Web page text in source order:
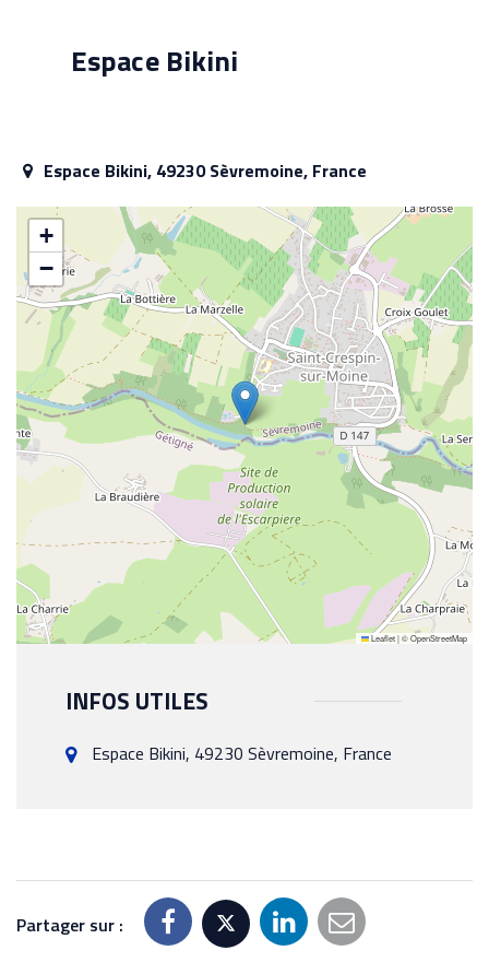
Espace Bikini
Espace Bikini, 49230 Sèvremoine, France
+
−
Leaflet|©OpenStreetMap
INFOS UTILES
Espace Bikini, 49230 Sèvremoine, France
Partager sur :